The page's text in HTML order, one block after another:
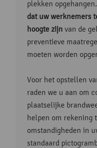
plekken
dat uw werknemers
hoogte zijn van de
preventieve
moeten worden
Voor het opstellen
raden we u aan om
plaatselijke
helpen om rekening
omstandigheden in
standaard